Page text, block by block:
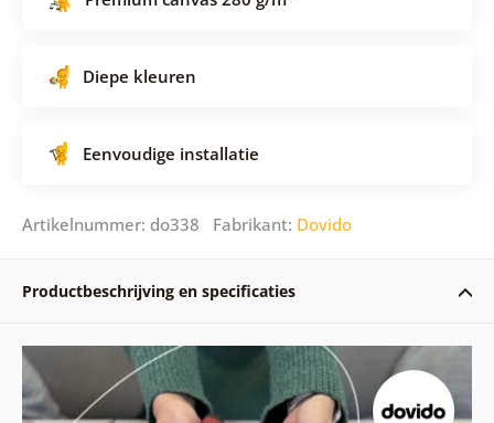
Diepe kleuren
Eenvoudige installatie
Artikelnummer: do338 Fabrikant: Dovido
Productbeschrijving en specificaties